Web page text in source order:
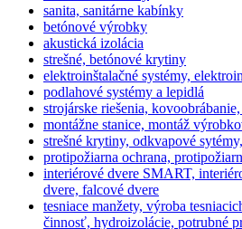
sanita, sanitárne kabínky
betónové výrobky
akustická izolácia
strešné, betónové krytiny
elektroinštalačné systémy,
podlahové systémy a lepidlá
strojárske riešenia,
montážne stanice, montáž
strešné krytiny, odkvapové
protipožiarna ochrana,
interiérové dvere SMART,
dvere, falcové dvere
tesniace manžety, výroba
činnosť, hydroizolácie, potrubné